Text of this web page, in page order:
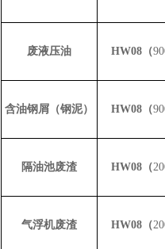
废液压油 HW08（
含油钢屑（钢泥） HW08（
隔油池废渣 HW08（
气浮机废渣 HW08（